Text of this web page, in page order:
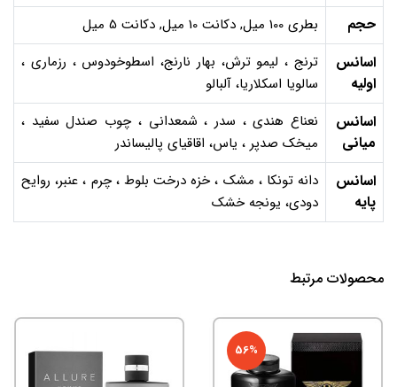
حجم بطری 100 میل, دکانت 10 میل, دکانت 5 میل
اسانس
اولیه
ترنج ، لیمو ترش، بهار نارنج، اسطوخودوس ، رزماری ،
سالویا اسکلاریا، آلبالو
اسانس
میانی
نعناع هندی ، سدر ، شمعدانی ، چوب صندل سفید ،
میخک صدپر ، یاس، اقاقیای پالیساندر
اسانس
پایه
دانه تونکا ، مشک ، خزه درخت بلوط ، چرم ، عنبر، روایح
دودی، یونجه خشک
محصولات مرتبط
56%